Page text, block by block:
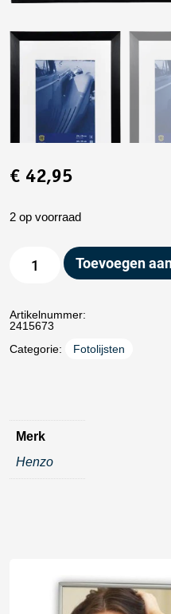
€ 42,95
2 op voorraad
Toevoegen
Artikelnummer:
2415673
Categorie:
Fotolijsten
Merk
Henzo